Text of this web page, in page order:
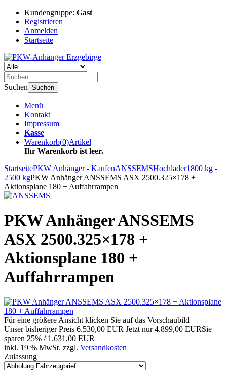
Kundengruppe: Gast
Registrieren
Anmelden
Startseite
Suchen Suchen
Menü
Kontakt
Impressum
Kasse
Warenkorb(0)Artikel
Ihr Warenkorb ist leer.
StartseitePKW Anhänger - KaufenANSSEMSHochlader1800 kg -
2500 kgPKW Anhänger ANSSEMS ASX 2500.325×178 +
Aktionsplane 180 + Auffahrrampen
PKW Anhänger ANSSEMS
ASX 2500.325×178 +
Aktionsplane 180 +
Auffahrrampen
Für eine größere Ansicht klicken Sie auf das Vorschaubild
Unser bisheriger Preis 6.530,00 EUR Jetzt nur4.899,00 EURSie
sparen 25% / 1.631,00 EUR
inkl. 19 % MwSt. zzgl. Versandkosten
Zulassung